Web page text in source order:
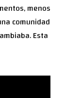
menos
comunidad
Esta